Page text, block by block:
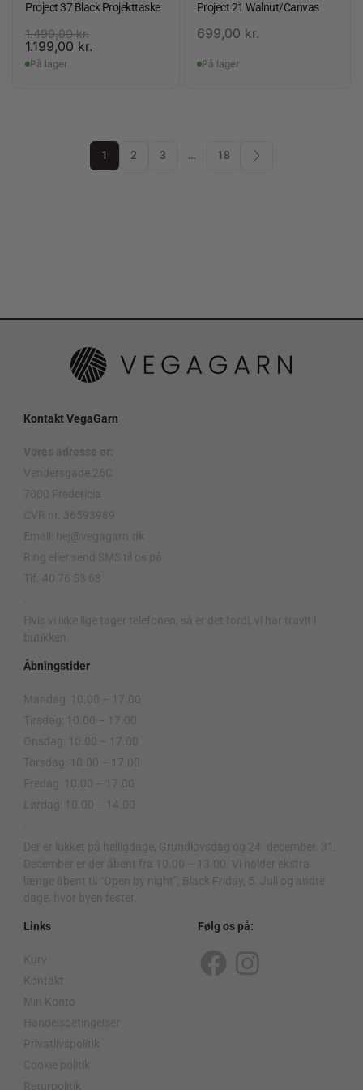
Project 37 Black Projekttaske
1.499,00kr.
1.199,00 kr.
På lager
Project 21 Walnut/Canvas
699,00 kr.
På lager
1 2 3 … 18
Kontakt VegaGarn
Vores adresse er:
Vendersgade 26C
7000 Fredericia
CVR nr. 36593989
Email: hej@vegagarn.dk
Ring eller send SMS til os på:
Tlf. 40 76 53 63
Hvis vi ikke lige tager telefonen, så er det fordi, vi har travlt i
butikken.
Åbningstider
Mandag: 10.00 – 17.00
Tirsdag: 10.00 – 17.00
Onsdag: 10.00 – 17.00
Torsdag: 10.00 – 17.00
Fredag: 10.00 – 17.00
Lørdag: 10.00 – 14.00
Der er lukket på helligdage, Grundlovsdag og 24. december. 31.
December er der åbent fra 10.00 – 13.00. Vi holder ekstra
længe åbent til “Open by night”, Black Friday, 5. Juli og andre
dage, hvor byen fester.
Links
Kurv
Kontakt
Min Konto
Handelsbetingelser
Privatlivspolitik
Cookie politik
Returpolitik
Følg os på:
F
I